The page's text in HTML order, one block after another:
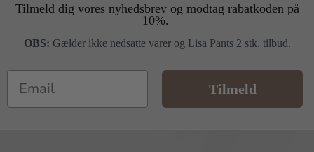
Tilmeld dig vores nyhedsbrev og modtag rabatkoden på
10%.
OBS: Gælder ikke nedsatte varer og Lisa Pants 2 stk. tilbud.
Email
Tilmeld